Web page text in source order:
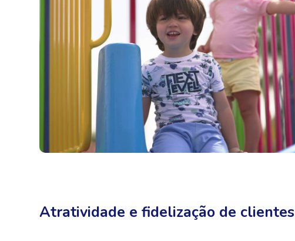
Atratividade e fidelização de clientes